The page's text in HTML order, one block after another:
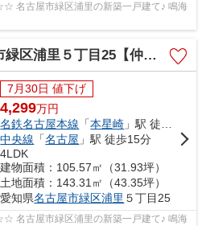
古屋市緑区浦里の新築一戸建て♪ 鳴海
丁目25【仲介手数料無料】新築一戸建て 3号棟
7月30日 値下げ
4,299万円
名鉄名古屋本線 「本星崎 」駅 徒歩10分
中央線 「名古屋 」駅 徒歩15分
4LDK
建物面積：105.57㎡（31.93坪）
土地面積：143.31㎡（43.35坪）
愛知県名古屋市緑区浦里 ５丁目25
古屋市緑区浦里の新築一戸建て♪ 鳴海